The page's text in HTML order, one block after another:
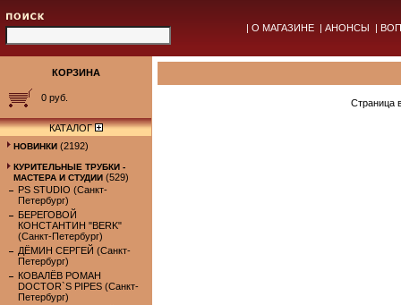
| О МАГАЗИНЕ | АНОНСЫ |
КОРЗИНА
0 руб.
КАТАЛОГ
НОВИНКИ (2192)
КУРИТЕЛЬНЫЕ ТРУБКИ -
МАСТЕРА И СТУДИИ (529)
PS STUDIO (Санкт-
Петербург)
БЕРЕГОВОЙ
КОНСТАНТИН "BERK"
(Санкт-Петербург)
ДЁМИН СЕРГЕЙ (Санкт-
Петербург)
КОВАЛЁВ РОМАН
DOCTOR`S PIPES (Санкт-
Петербург)
Страница